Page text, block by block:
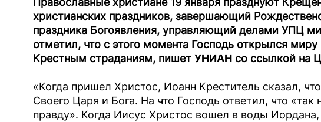
христианских праздников, завершающий
праздника Богоявления, управляющий делами УПЦ
отметил, что с этого момента Господь открылся
Крестным страданиям, пишет УНИАНсо ссылкой на
«Когда пришел Христос, Иоанн Креститель сказал,
Своего Царя и Бога. На что Господь ответил, что
правду». Когда Иисус Христос вошел в воды